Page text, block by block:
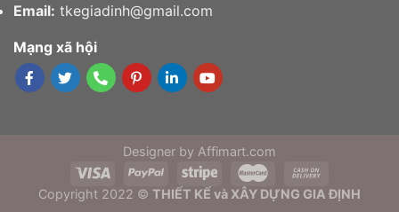
Email: tkegiadinh@gmail.com
Mạng xã hội
Designer by Affimart.com
Copyright 2022 © THIẾT KẾ và XÂY DỰNG GIA ĐỊNH